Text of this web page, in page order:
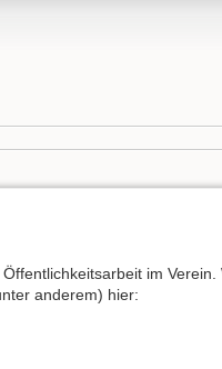
im Verein.
anderem) hier: